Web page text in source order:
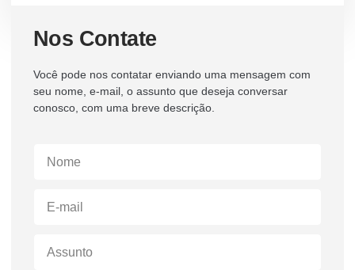
Nos Contate
Você pode nos contatar enviando uma mensagem com
seu nome, e-mail, o assunto que deseja conversar
conosco, com uma breve descrição.